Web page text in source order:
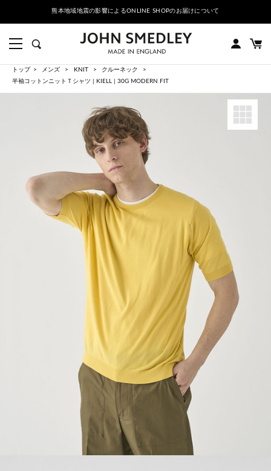
熊本地域地震の影響によるONLINE SHOPのお届けについて
トップ メンズ KNIT
クルーネック
半袖コットンニットＴシャツ | KIELL | 30G MODERN FIT